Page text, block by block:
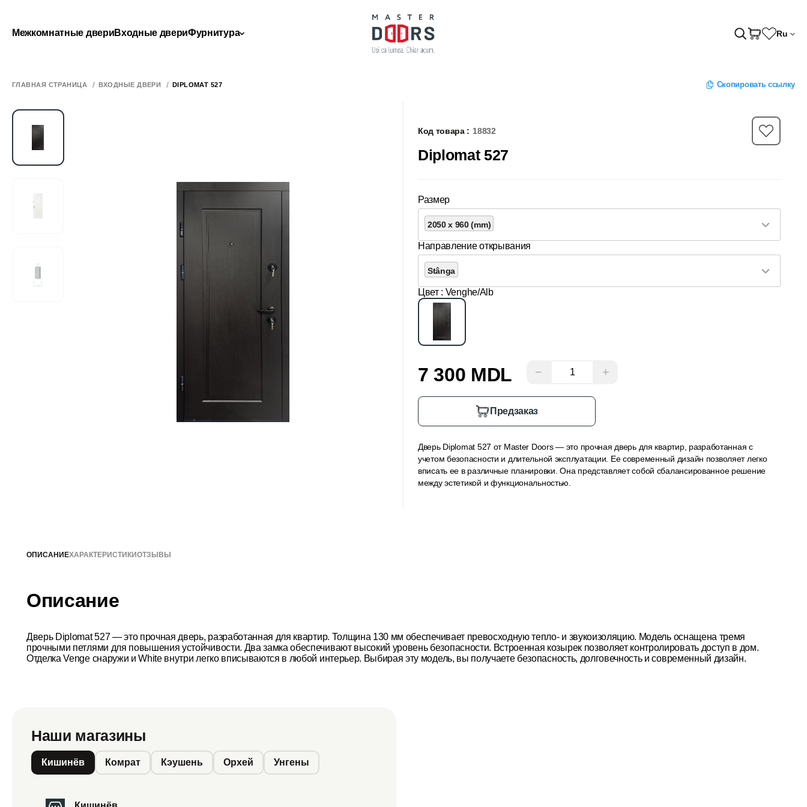
Межкомнатные двериВходные двериФурнитура Ru
ГЛАВНАЯ СТРАНИЦА ВХОДНЫЕ ДВЕРИ DIPLOMAT 527 Скопировать ссылку
Код товара : 18832
Diplomat 527
Размер
2050 x 960 (mm)
Направление открывания
Stânga
Цвет : Venghe/Alb
7 300 MDL − +
Предзаказ
Дверь Diplomat 527 от Master Doors — это прочная дверь для квартир, разработанная с
учетом безопасности и длительной эксплуатации. Ее современный дизайн позволяет легко
вписать ее в различные планировки. Она представляет собой сбалансированное решение
между эстетикой и функциональностью.
ОПИСАНИЕХАРАКТЕРИСТИКИОТЗЫВЫ
Описание
Дверь Diplomat 527 — это прочная дверь, разработанная для квартир. Толщина 130 мм обеспечивает превосходную тепло- и звукоизоляцию. Модель оснащена тремя
прочными петлями для повышения устойчивости. Два замка обеспечивают высокий уровень безопасности. Встроенная козырек позволяет контролировать доступ в дом.
Отделка Venge снаружи и White внутри легко вписываются в любой интерьер. Выбирая эту модель, вы получаете безопасность, долговечность и современный дизайн.
Наши магазины
Кишинёв Комрат Кэушень Орхей Унгены